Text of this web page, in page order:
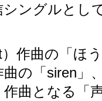
シングルとし
作曲の「ほ
曲の「siren 」
曲となる「